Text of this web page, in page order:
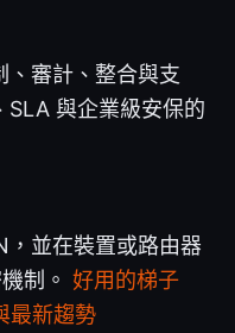
、審計、整合與支
SLA 與企業級安保的
，並在裝置或路由器
制。 好用的梯子
最新趨勢